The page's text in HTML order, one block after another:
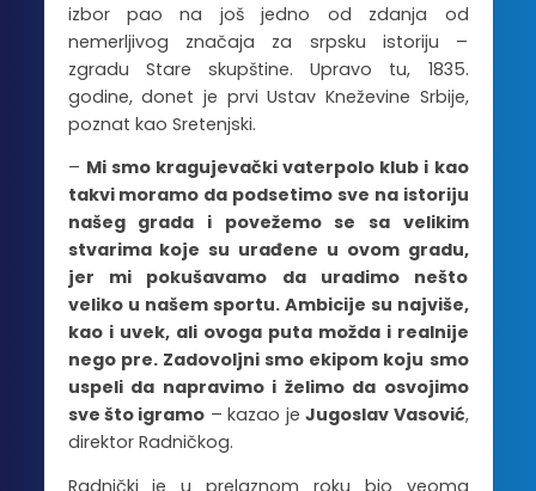
izbor pao na još jedno od zdanja od
nemerljivog značaja za srpsku istoriju –
zgradu Stare skupštine. Upravo tu, 1835.
godine, donet je prvi Ustav Kneževine Srbije,
poznat kao Sretenjski.
– Mi smo kragujevački vaterpolo klub i kao
takvi moramo da podsetimo sve na istoriju
našeg grada i povežemo se sa velikim
stvarima koje su urađene u ovom gradu,
jer mi pokušavamo da uradimo nešto
veliko u našem sportu. Ambicije su najviše,
kao i uvek, ali ovoga puta možda i realnije
nego pre. Zadovoljni smo ekipom koju smo
uspeli da napravimo i želimo da osvojimo
sve što igramo – kazao jeJugoslav Vasović,
direktor Radničkog.
Radnički je u prelaznom roku bio veoma